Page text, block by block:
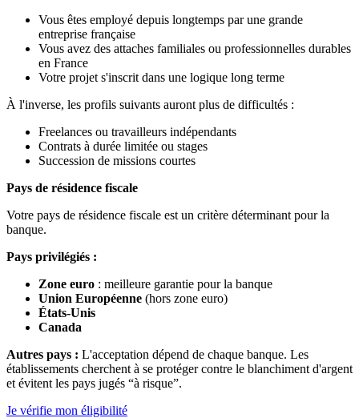
Vous êtes employé depuis longtemps par une grande
entreprise française
Vous avez des attaches familiales ou professionnelles durables
en France
Votre projet s'inscrit dans une logique long terme
À l'inverse, les profils suivants auront plus de difficultés :
Freelances ou travailleurs indépendants
Contrats à durée limitée ou stages
Succession de missions courtes
Pays de résidence fiscale
Votre pays de résidence fiscale est un critère déterminant pour la
banque.
Pays privilégiés :
Zone euro : meilleure garantie pour la banque
Union Européenne (hors zone euro)
États-Unis
Canada
Autres pays : L'acceptation dépend de chaque banque. Les
établissements cherchent à se protéger contre le blanchiment d'argent
et évitent les pays jugés “à risque”.
Je vérifie mon éligibilité